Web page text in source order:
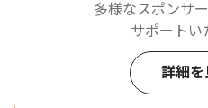
多様なスポンサ
サポートい
詳細を